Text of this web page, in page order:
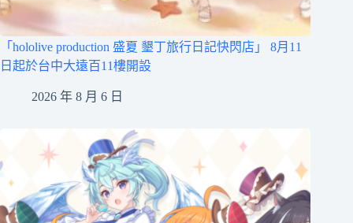
「hololive production 盛夏 墾丁旅行日記快閃店」 8月11
日起於台中大遠百11樓開設
2026 年 8 月 6 日